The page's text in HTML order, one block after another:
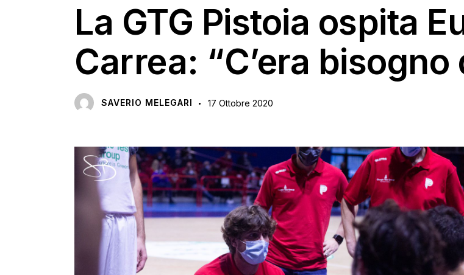
La GTG Pistoia ospita
Carrea: “C’era
SAVERIO MELEGARI 17 Ottobre 2020